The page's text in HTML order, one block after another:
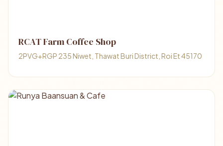
RCAT Farm Coffee Shop
2PVG+RGP 235 Niwet, Thawat Buri District, Roi Et 45170